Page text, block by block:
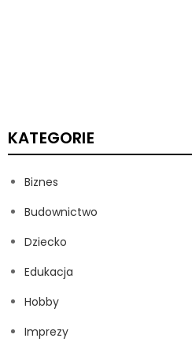
KATEGORIE
Biznes
Budownictwo
Dziecko
Edukacja
Hobby
Imprezy